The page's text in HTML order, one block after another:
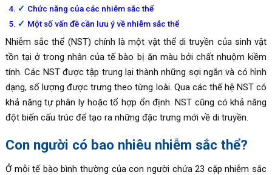
Chức năng của các nhiễm sắc thể
Một số vấn đề cần lưu ý về nhiễm sắc thể
Nhiễm sắc thể (NST) chính là một vật thể di truyền của sinh vật
tồn tại ở trong nhân của tế bào bị ăn màu bởi chất nhuộm kiềm
tính. Các NST được tập trung lại thành những sợi ngắn và có hình
dạng, số lượng được trưng theo từng loài. Qua các thế hệ NST có
khả năng tự phân ly hoặc tổ hợp ổn định. NST cũng có khả năng
đột biến cấu trúc để tạo ra những đặc trưng mới về di truyền.
Con người có bao nhiêu nhiễm sắc thể?
Ở mỗi tế bào bình thường của con người chứa 23 cặp nhiễm sắc